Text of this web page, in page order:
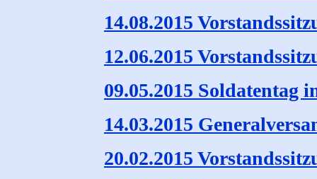
14.08.2015
12.06.2015
09.05.2015 Soldatentag
14.03.2015
20.02.2015